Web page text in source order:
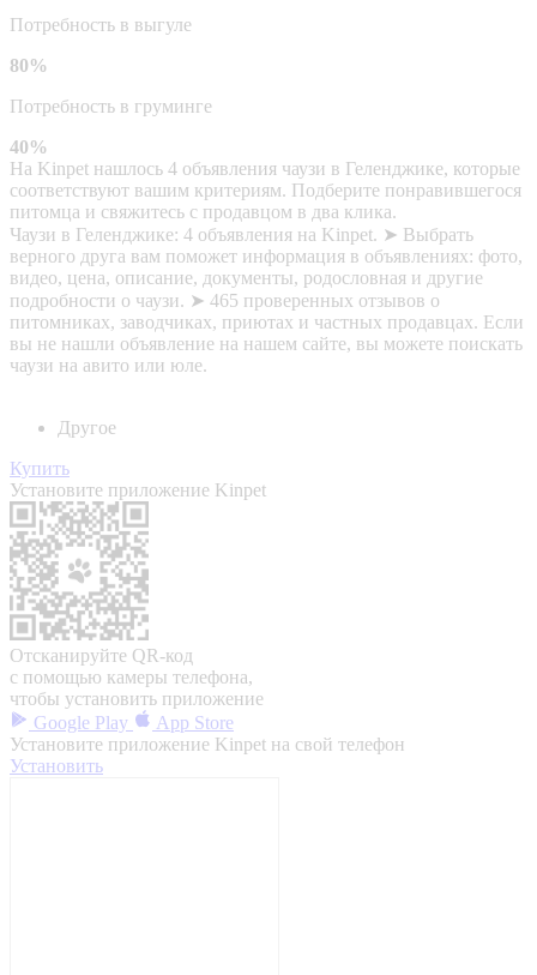
Потребность в выгуле
80%
Потребность в груминге
40%
На Kinpet нашлось 4 объявления чаузи в Геленджике, которые
соответствуют вашим критериям. Подберите понравившегося
питомца и свяжитесь с продавцом в два клика.
Чаузи в Геленджике: 4 объявления на Kinpet. ➤ Выбрать
верного друга вам поможет информация в объявлениях: фото,
видео, цена, описание, документы, родословная и другие
подробности о чаузи. ➤ 465 проверенных отзывов о
питомниках, заводчиках, приютах и частных продавцах. Если
вы не нашли объявление на нашем сайте, вы можете поискать
чаузи на авито или юле.
Другое
Купить
Установите приложение Kinpet
Отсканируйте QR-код
с помощью камеры телефона,
чтобы установить приложение
Google Play
App Store
Установите приложение Kinpet на свой телефон
Установить